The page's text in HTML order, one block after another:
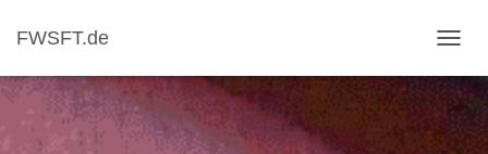
FWSFT.de